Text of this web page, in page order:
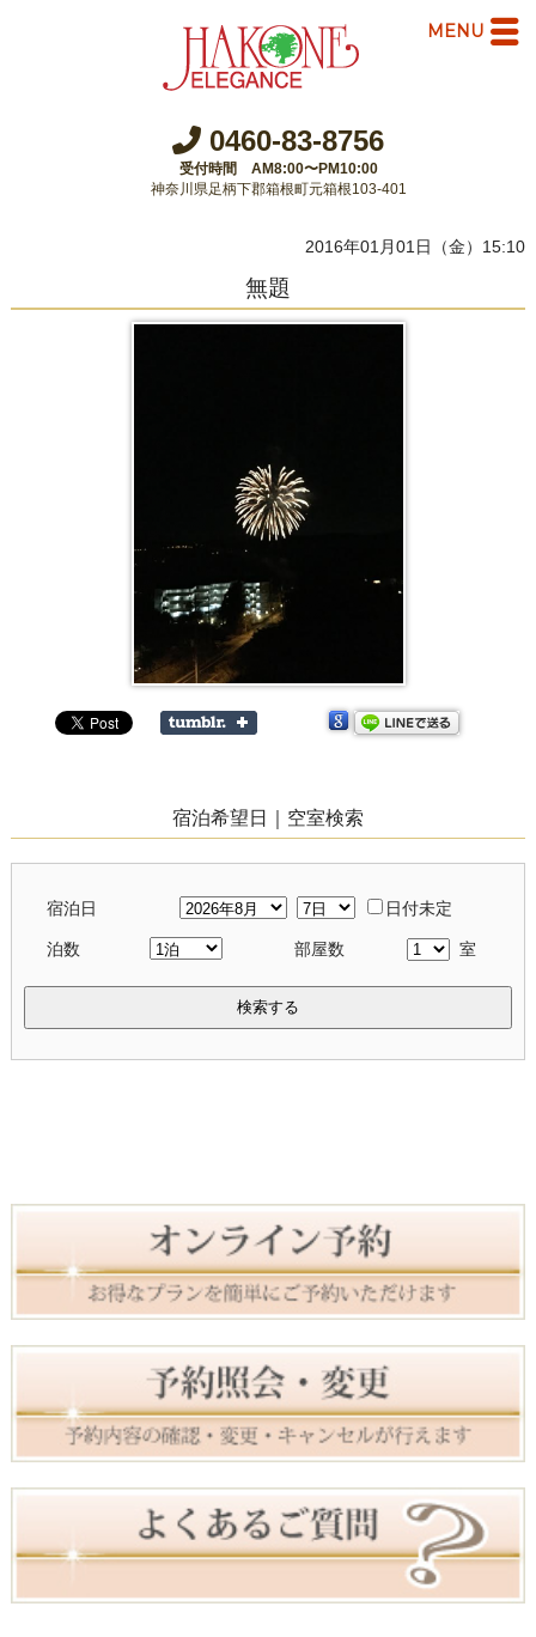
0460-83-8756
受付時間 AM8:00〜PM10:00
神奈川県足柄下郡箱根町元箱根103-401
2016年01月01日（金）15:10
無題
宿泊希望日｜空室検索
宿泊日 日付未定
泊数 部屋数 室
検索する
MENU